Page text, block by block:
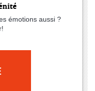
émotions aussi ?